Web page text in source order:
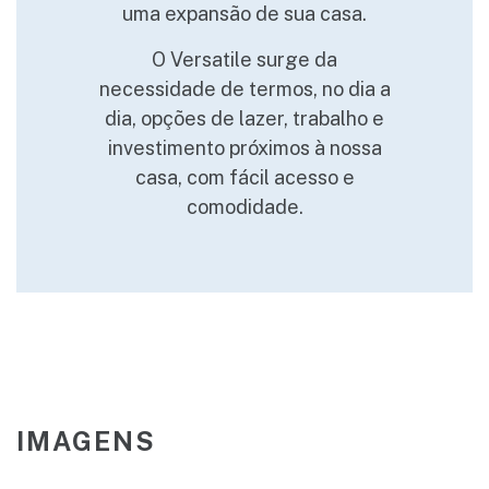
uma expansão de sua casa.
O Versatile surge da
necessidade de termos, no dia a
dia, opções de lazer, trabalho e
investimento próximos à nossa
casa, com fácil acesso e
comodidade.
precursor da arquitetura
moderna no Brasil. São essas
duas renomadas figuras,
diretamente ligadas à família
Klabin e à criação do bairro, que
inspiram o projeto Lasar Chácara
Klabin. Um ponto de vista único
IMAGENS